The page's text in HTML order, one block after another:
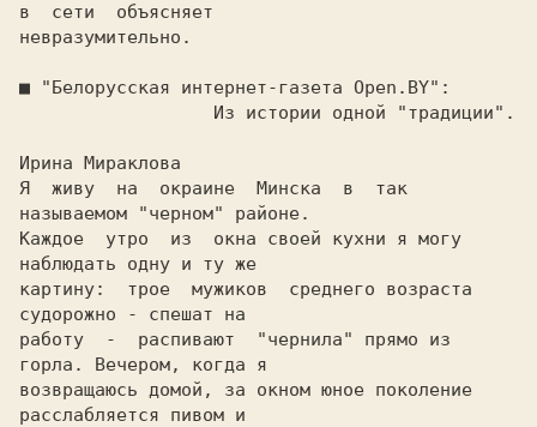
в  сети  объясняет
невразумительно.
■
"Белорусская интернет-газета Open.BY":
Ирина Мираклова
Я  живу  на  окраине  Минска  в  так
называемом "черном" районе.
Каждое  утро  из  окна своей кухни я могу
наблюдать одну и ту же
картину:  трое  мужиков  среднего возраста
судорожно - спешат на
работу  -  распивают  "чернила" прямо из
горла. Вечером, когда я
возвращаюсь домой, за окном юное поколение
расслабляется пивом и